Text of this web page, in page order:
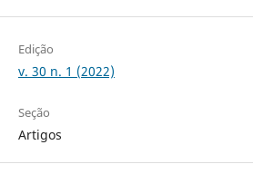
Edição
v. 30 n. 1 (2022)
Seção
Artigos